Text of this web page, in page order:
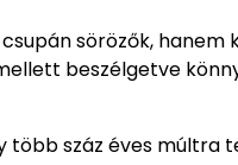
sörözők, hanem
beszélgetve
száz éves múltra